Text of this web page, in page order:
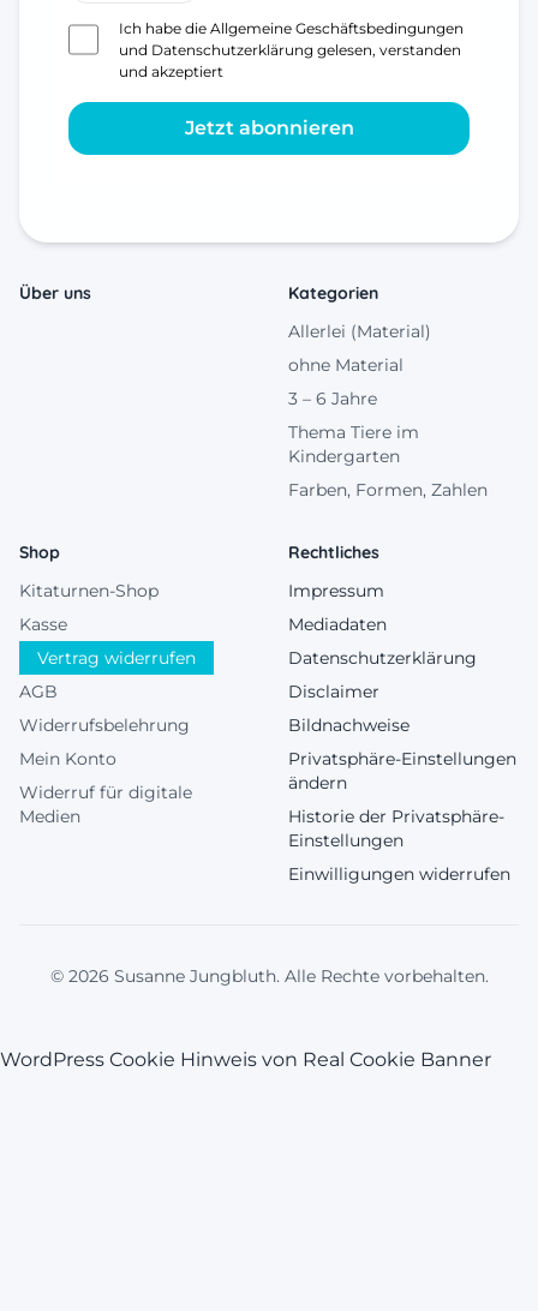
Ich habe die Allgemeine Geschäftsbedingungen
und Datenschutzerklärung gelesen, verstanden
und akzeptiert
Jetzt abonnieren
Über uns
Kategorien
Allerlei (Material)
ohne Material
3 – 6 Jahre
Thema Tiere im
Kindergarten
Farben, Formen, Zahlen
Shop
Kitaturnen-Shop
Kasse
Vertrag widerrufen
AGB
Widerrufsbelehrung
Mein Konto
Widerruf für digitale
Medien
Rechtliches
Impressum
Mediadaten
Datenschutzerklärung
Disclaimer
Bildnachweise
Privatsphäre-Einstellungen
ändern
Historie der Privatsphäre-
Einstellungen
Einwilligungen widerrufen
© 2026 Susanne Jungbluth. Alle Rechte vorbehalten.
WordPress Cookie Hinweis von Real Cookie Banner